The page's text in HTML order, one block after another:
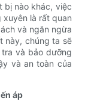
bị nào khác, việc
là rất quan
và ngăn ngừa
này, chúng ta sẽ
và bảo dưỡng
và an toàn của
áp